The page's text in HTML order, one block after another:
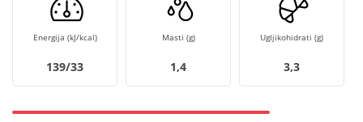
Energija (kJ/kcal)
139/33
Masti (g)
1,4
Ugljikohidrati (g)
3,3